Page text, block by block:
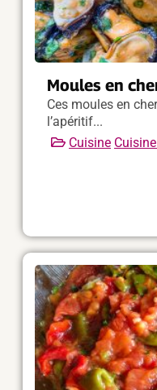
Moules en
Ces moules en
l’apéritif...
Cuisine